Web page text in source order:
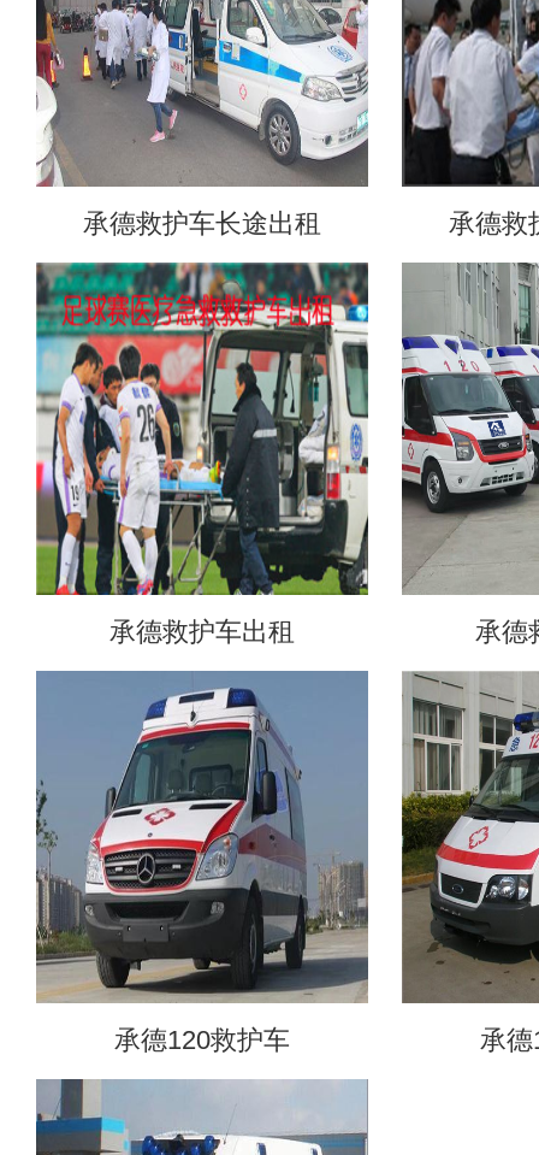
承德救护车长途出租 承德救
承德救护车出租 承德
承德120救护车 承德